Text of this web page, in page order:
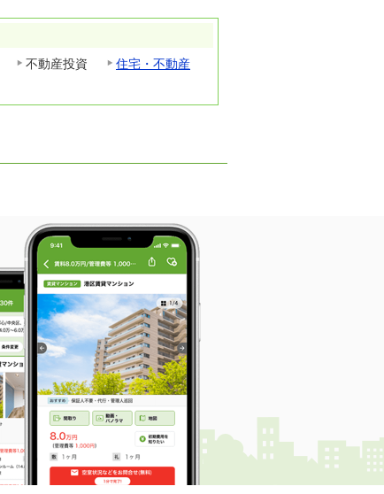
不動産投資
住宅・不動産